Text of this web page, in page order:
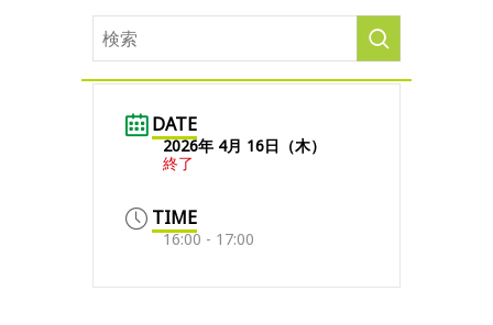
DATE
2026年 4月 16日（木）
終了
TIME
16:00 - 17:00